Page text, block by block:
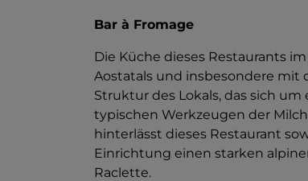
Bar à Fromage
Die Küche dieses Restaurants
Aostatals und insbesondere mit
Struktur des Lokals, das sich
typischen Werkzeugen der
hinterlässt dieses Restaurant
Einrichtung einen starken
Raclette.